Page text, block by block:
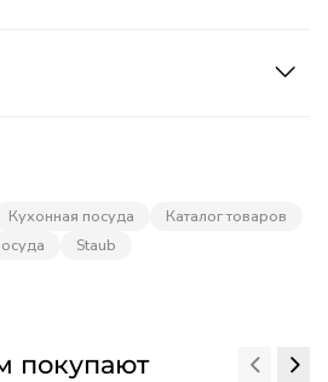
Кухонная посуда
Каталог товаров
Staub
покупают